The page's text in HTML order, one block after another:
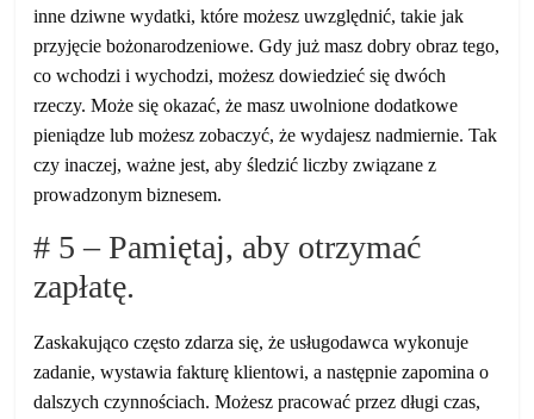
inne dziwne wydatki, które możesz uwzględnić, takie jak
przyjęcie bożonarodzeniowe. Gdy już masz dobry obraz tego,
co wchodzi i wychodzi, możesz dowiedzieć się dwóch
rzeczy. Może się okazać, że masz uwolnione dodatkowe
pieniądze lub możesz zobaczyć, że wydajesz nadmiernie. Tak
czy inaczej, ważne jest, aby śledzić liczby związane z
prowadzonym biznesem.
# 5 – Pamiętaj, aby otrzymać
zapłatę.
Zaskakująco często zdarza się, że usługodawca wykonuje
zadanie, wystawia fakturę klientowi, a następnie zapomina o
dalszych czynnościach. Możesz pracować przez długi czas,